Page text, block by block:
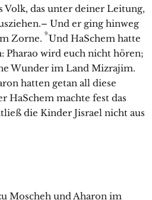
Volk, das unter deiner Leitung,
Und er ging hinweg
Zorne. 9.Und HaSchem hatte
Pharao wird euch nicht hören;
Wunder im Land Mizrajim.
hatten getan all diese
HaSchem machte fest das
die Kinder Jisrael nicht aus
Moscheh und Aharon im